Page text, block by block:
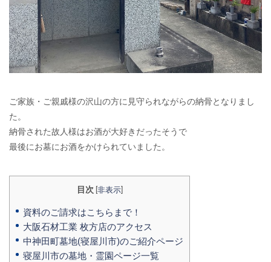
ご家族・ご親戚様の沢山の方に見守られながらの納骨となりまし
た。
納骨された故人様はお酒が大好きだったそうで
最後にお墓にお酒をかけられていました。
目次 非表示]
資料のご請求はこちらまで！
大阪石材工業 枚方店のアクセス
中神田町墓地(寝屋川市)のご紹介ページ
寝屋川市の墓地・霊園ページ一覧